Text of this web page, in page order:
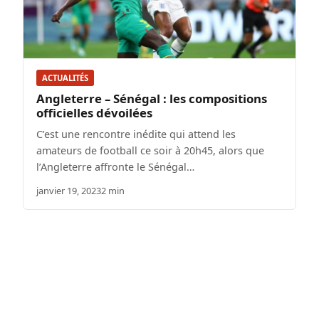
ACTUALITÉS
Angleterre – Sénégal : les compositions
officielles dévoilées
C’est une rencontre inédite qui attend les
amateurs de football ce soir à 20h45, alors que
l’Angleterre affronte le Sénégal…
janvier 19, 20232 min